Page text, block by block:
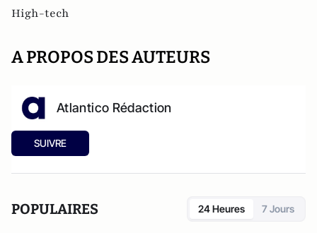
High-tech
A PROPOS DES AUTEURS
Atlantico Rédaction
SUIVRE
POPULAIRES 24 Heures 7 Jours